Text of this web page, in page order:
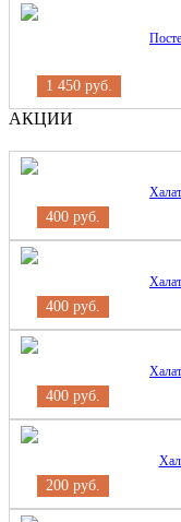
1 450 руб.
АКЦИИ
400 руб.
400 руб.
400 руб.
200 руб.